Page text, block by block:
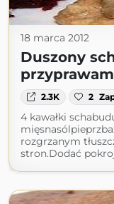
18 marca 2012
Duszony
2.3K 2
4 kawałki
rozgrzanym
stron.Dodać